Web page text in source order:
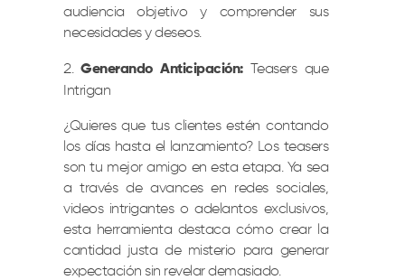
audiencia objetivo y comprender sus
necesidades y deseos.
Generando Anticipación:Teasers que
Intrigan
¿Quieres que tus clientes estén contando
los días hasta el lanzamiento? Los teasers
son tu mejor amigo en esta etapa. Ya sea
a través de avances en redes sociales,
videos intrigantes o adelantos exclusivos,
esta herramienta destaca cómo crear la
cantidad justa de misterio para generar
expectación sin revelar demasiado.